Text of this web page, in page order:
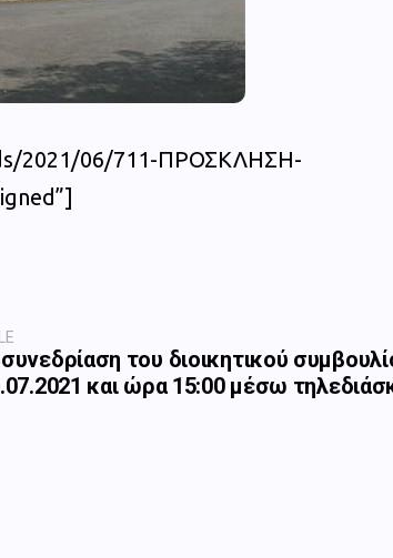
2021/06/711-ΠΡΟΣΚΛΗΣΗ-
του διοικητικού
και ώρα 15:00 μέσω